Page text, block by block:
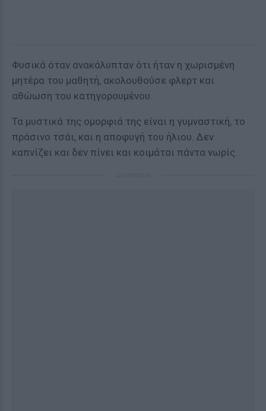
Φυσικά όταν ανακάλυπταν ότι ήταν η χωρισμένη
μητέρα του μαθητή, ακολουθούσε φλερτ και
αθώωση του κατηγορουμένου.
Τα μυστικά της ομορφιά της είναι η γυμναστική, το
πράσινο τσάι, και η αποφυγή του ήλιου. Δεν
καπνίζει και δεν πίνει και κοιμάται πάντα νωρίς.